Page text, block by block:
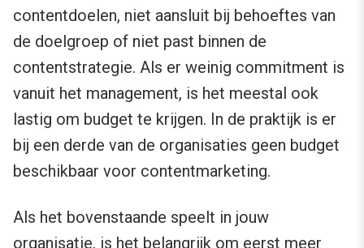
contentdoelen, niet aansluit bij behoeftes van
de doelgroep of niet past binnen de
contentstrategie. Als er weinig commitment is
vanuit het management, is het meestal ook
lastig om budget te krijgen. In de praktijk is er
bij een derde van de organisaties geen budget
beschikbaar voor contentmarketing.
Als het bovenstaande speelt in jouw
organisatie, is het belangrijk om eerst meer